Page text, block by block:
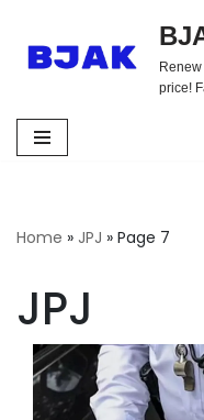
Skip
price!
Home » JPJ » Page 7
JPJ